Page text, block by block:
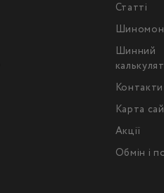
Статті
Шинний
Контакти
Карта
Акції
Обмін і